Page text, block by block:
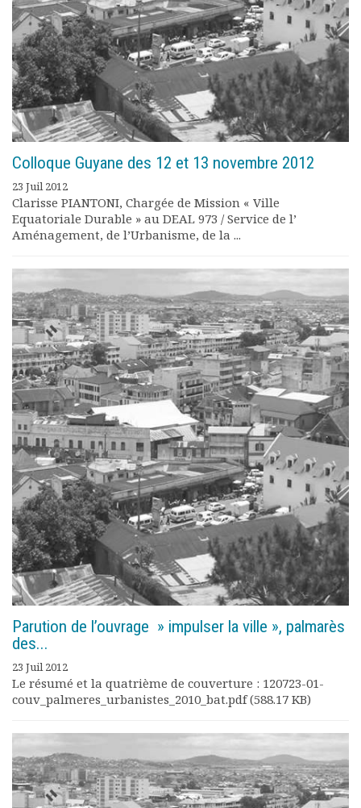
Rapports moraux
Rapports financiers
Nous rejoindre
Le bulletin
Présentation du bulletin
Comité de rédaction
Bulletins Villes en
développement
Kiosk
Ressources
Nos actions
Podcast-AdP
Dîners débats
Concours vidéo
Matinales
Nos partenaires
Evénements
Publications et rapports
Documents
Les adhérents
Annuaire
Offres d’emploi
Forum
Actualités
Nous contacter
Colloque Guyane des 12 et 13 novembre 2012
23 Juil 2012
Clarisse PIANTONI, Chargée de Mission « Ville
Equatoriale Durable » au DEAL 973 / Service de l’
Aménagement, de l’Urbanisme, de la ...
Parution de l’ouvrage » impulser la ville », palmarès
des...
23 Juil 2012
Le résumé et la quatrième de couverture : 120723-01-
couv_palmeres_urbanistes_2010_bat.pdf (588.17 KB)